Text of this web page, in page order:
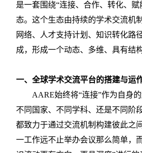
是一套围绕“连接、合作、转化、赋
态。这个生态由持续的学术交流机
网络、人才支持计划、知识转化路
成，形成一个动态、多维、具有结
一、全球学术交流平台的搭建与运
AARE始终将“连接”作为自身
不同国家、不同学科、还是不同阶
都致力于通过交流机制构建彼此之
一工作远不止举办会议那么简单，